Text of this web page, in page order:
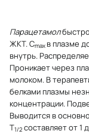
Парацетамолбыстро
ЖКТ. Cmax в плазме
внутрь.
Проникает через
молоком. В
белками плазмы
концентрации.
Выводится в
T1/2 составляет от 1